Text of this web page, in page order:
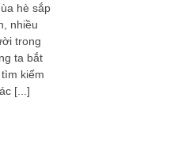
hè sắp
nhiều
trong
ta bắt
kiếm
[...]